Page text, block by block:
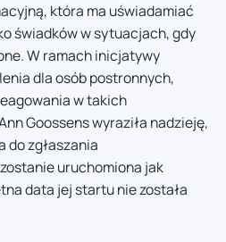
która ma uświadamiać
świadków w sytuacjach, gdy
W ramach inicjatywy
dla osób postronnych,
w takich
Goossens wyraziła nadzieję,
zgłaszania
uruchomiona jak
data jej startu nie została